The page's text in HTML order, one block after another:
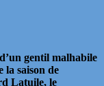
gentil malhabile
la saison de
Latuile, le